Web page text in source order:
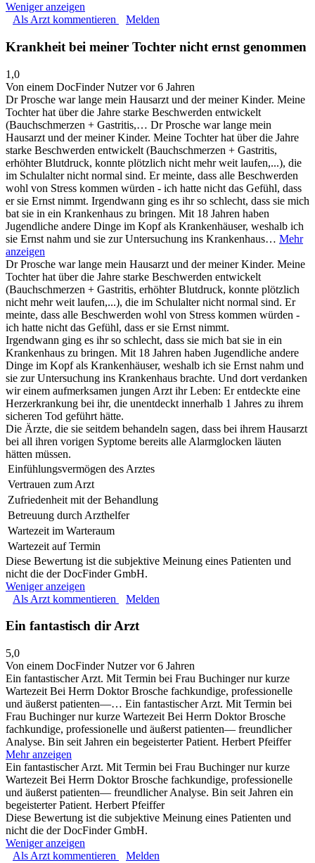
Weniger anzeigen
Als Arzt kommentieren
Melden
Krankheit bei meiner Tochter nicht ernst genommen
1,0
Von einem DocFinder Nutzervor 6 Jahren
Dr Prosche war lange mein Hausarzt und der meiner Kinder. Meine
Tochter hat über die Jahre starke Beschwerden entwickelt
(Bauchschmerzen + Gastritis,… Dr Prosche war lange mein
Hausarzt und der meiner Kinder. Meine Tochter hat über die Jahre
starke Beschwerden entwickelt (Bauchschmerzen + Gastritis,
erhöhter Blutdruck, konnte plötzlich nicht mehr weit laufen,...), die
im Schulalter nicht normal sind. Er meinte, dass alle Beschwerden
wohl von Stress kommen würden - ich hatte nicht das Gefühl, dass
er sie Ernst nimmt. Irgendwann ging es ihr so schlecht, dass sie mich
bat sie in ein Krankenhaus zu bringen. Mit 18 Jahren haben
Jugendliche andere Dinge im Kopf als Krankenhäuser, weshalb ich
sie Ernst nahm und sie zur Untersuchung ins Krankenhaus… Mehr
anzeigen
Dr Prosche war lange mein Hausarzt und der meiner Kinder. Meine
Tochter hat über die Jahre starke Beschwerden entwickelt
(Bauchschmerzen + Gastritis, erhöhter Blutdruck, konnte plötzlich
nicht mehr weit laufen,...), die im Schulalter nicht normal sind. Er
meinte, dass alle Beschwerden wohl von Stress kommen würden -
ich hatte nicht das Gefühl, dass er sie Ernst nimmt.
Irgendwann ging es ihr so schlecht, dass sie mich bat sie in ein
Krankenhaus zu bringen. Mit 18 Jahren haben Jugendliche andere
Dinge im Kopf als Krankenhäuser, weshalb ich sie Ernst nahm und
sie zur Untersuchung ins Krankenhaus brachte. Und dort verdanken
wir einem aufmerksamen jungen Arzt ihr Leben: Er entdeckte eine
Herzerkrankung bei ihr, die unentdeckt innerhalb 1 Jahres zu ihrem
sicheren Tod geführt hätte.
Die Ärzte, die sie seitdem behandeln sagen, dass bei ihrem Hausarzt
bei all ihren vorigen Syptome bereits alle Alarmglocken läuten
hätten müssen.
Einfühlungsvermögen des Arztes
Vertrauen zum Arzt
Zufriedenheit mit der Behandlung
Betreuung durch Arzthelfer
Wartezeit im Warteraum
Wartezeit auf Termin
Diese Bewertung ist die subjektive Meinung eines Patienten und
nicht die der DocFinder GmbH.
Weniger anzeigen
Als Arzt kommentieren
Melden
Ein fantastisch dir Arzt
5,0
Von einem DocFinder Nutzervor 6 Jahren
Ein fantastischer Arzt. Mit Termin bei Frau Buchinger nur kurze
Wartezeit Bei Herrn Doktor Brosche fachkundige, professionelle
und äußerst patienten—… Ein fantastischer Arzt. Mit Termin bei
Frau Buchinger nur kurze Wartezeit Bei Herrn Doktor Brosche
fachkundige, professionelle und äußerst patienten— freundlicher
Analyse. Bin seit Jahren ein begeisterter Patient. Herbert Pfeiffer
Mehr anzeigen
Ein fantastischer Arzt. Mit Termin bei Frau Buchinger nur kurze
Wartezeit Bei Herrn Doktor Brosche fachkundige, professionelle
und äußerst patienten— freundlicher Analyse. Bin seit Jahren ein
begeisterter Patient. Herbert Pfeiffer
Diese Bewertung ist die subjektive Meinung eines Patienten und
nicht die der DocFinder GmbH.
Weniger anzeigen
Als Arzt kommentieren
Melden